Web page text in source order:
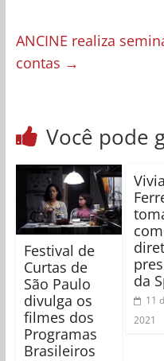
ANCINE realiza
contas →
Você pode
Festival de
Curtas de
São Paulo
divulga os
filmes dos
Programas
Brasileiros
da
11
2021